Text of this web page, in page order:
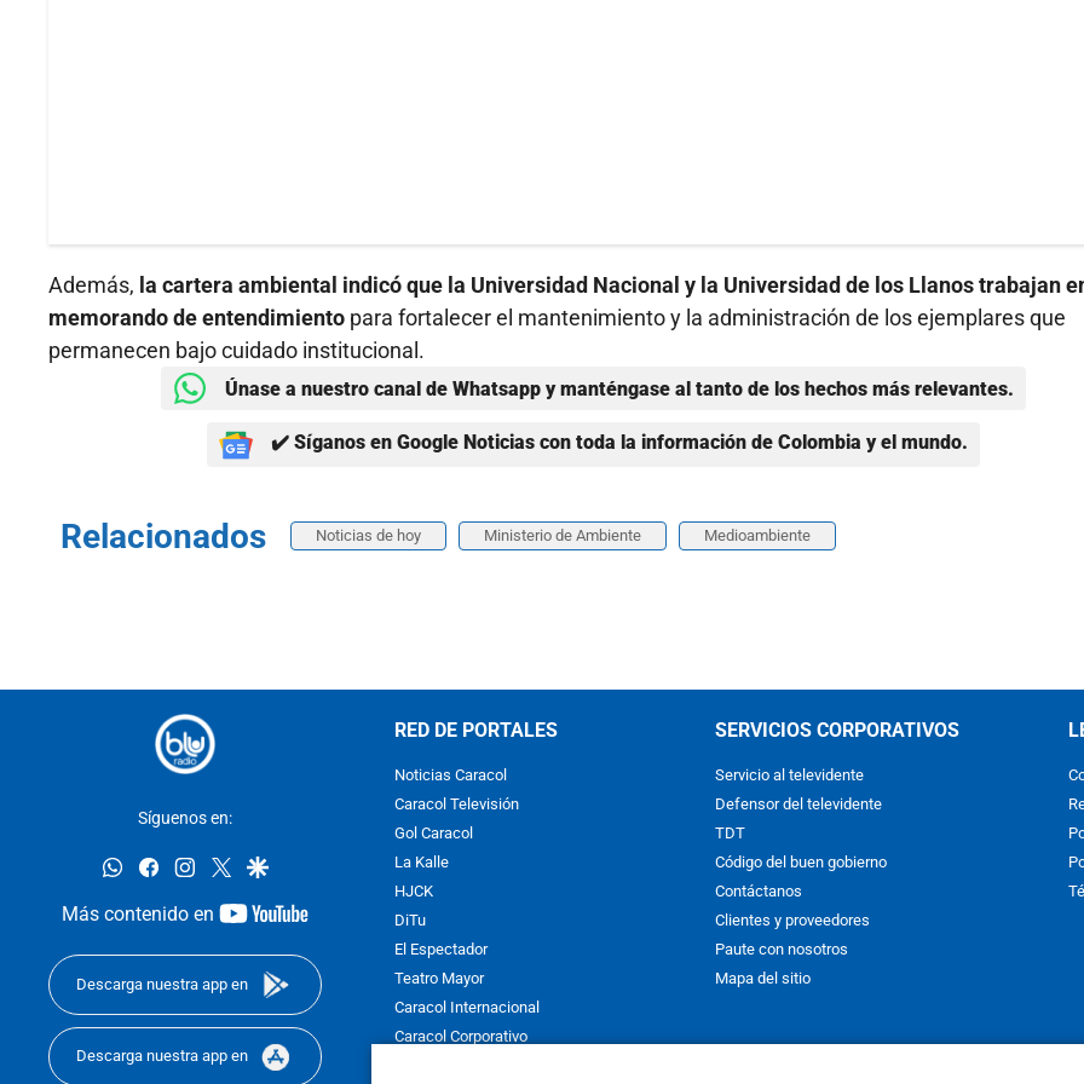
Además, la cartera ambiental indicó que la Universidad Nacional y la Universidad de los Llanos trabajan
memorando de entendimiento para fortalecer el mantenimiento y la administración de los ejemplares que
permanecen bajo cuidado institucional.
Únase a nuestro canal de Whatsapp y manténgase al tanto de los hechos más relevantes.
✔️ Síganos en Google Noticias con toda la información de Colombia y el mundo.
Relacionados Noticias de hoy Ministerio de Ambiente Medioambiente
Síguenos en:
whatsappfacebookinstagram
twittergoogle
Más contenido en
youtube-
Descarga nuestra app en
Descarga nuestra app en
RED DE PORTALES
Noticias Caracol
Caracol Televisión
Gol Caracol
La Kalle
HJCK
DiTu
El Espectador
Teatro Mayor
Caracol Internacional
Caracol Corporativo
SERVICIOS CORPORATIVOS
Servicio al televidente
Defensor del televidente
TDT
Código del buen gobierno
Contáctanos
Clientes y proveedores
Paute con nosotros
Mapa del sitio